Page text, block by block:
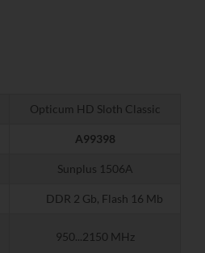
Opticum HD Sloth Classic
A99398
Sunplus 1506A
DDR 2 Gb, Flash 16 Mb
950...2150 MHz